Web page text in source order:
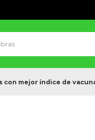
con mejor índice de